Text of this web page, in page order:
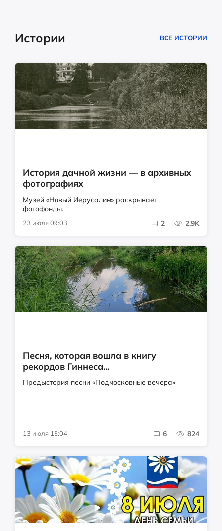
Истории ВСЕ ИСТОРИИ
История дачной жизни — в архивных
фотографиях
Музей «Новый Иерусалим» раскрывает
фотофонды.
23 июля 09:03 2 2.9K
Песня, которая вошла в книгу
рекордов Гиннеса...
Предыстория песни «Подмосковные вечера»
13 июля 15:04 6 824